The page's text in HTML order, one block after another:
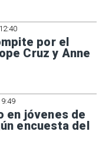
por el
Cruz y Anne
en jóvenes de
encuesta del